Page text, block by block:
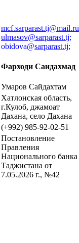
mcf.sarparast.tj@mail.ru
ulmasov@sarparast.tj;
obidova@sarparast.tj;
Фарходи Саидахмад
Умаров Сайдахтам
Хатлонская область,
г.Кулоб, джамоат
Дахана, село Дахана
(+992) 985-92-02-51
Постановление
Правления
Национального банка
Таджистана от
7.05.2026 г., №42